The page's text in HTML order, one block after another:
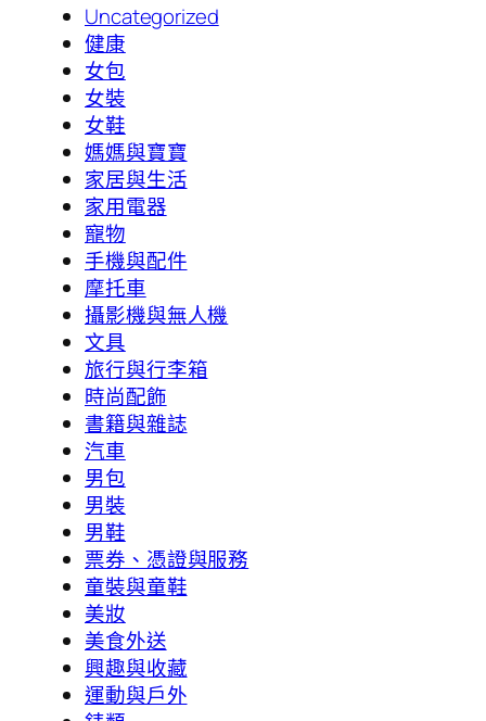
Uncategorized
健康
女包
女裝
女鞋
媽媽與寶寶
家居與生活
家用電器
寵物
手機與配件
摩托車
攝影機與無人機
文具
旅行與行李箱
時尚配飾
書籍與雜誌
汽車
男包
男裝
男鞋
票券、憑證與服務
童裝與童鞋
美妝
美食外送
興趣與收藏
運動與戶外